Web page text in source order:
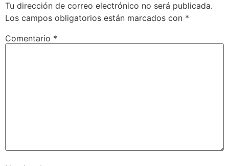
Tu dirección de correo electrónico no será publicada.
Los campos obligatorios están marcados con *
Comentario *